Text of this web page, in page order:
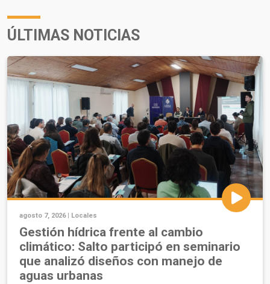
ÚLTIMAS NOTICIAS
agosto 7, 2026 | Locales
Gestión hídrica frente al cambio
climático: Salto participó en seminario
que analizó diseños con manejo de
aguas urbanas